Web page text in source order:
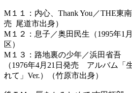
M１１：内心、Thank You／THE東
売 尾道市出身）
M１２：息子／奥田民生（1995年1
区）
M１３：路地裏の少年／浜田省吾
（1976年4月21日発売 アルバム「
れて」Ver.）（竹原市出身）